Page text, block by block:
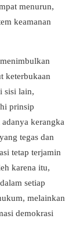
menurun,
keamanan
keterbukaan
sisi lain,
prinsip
kerangka
tegas dan
tetap terjamin
karena itu,
setiap
melainkan
demokrasi